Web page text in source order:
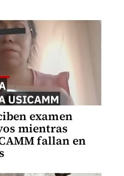
examen
mientras
fallan en